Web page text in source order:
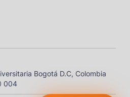
Bogotá D.C, Colombia
004